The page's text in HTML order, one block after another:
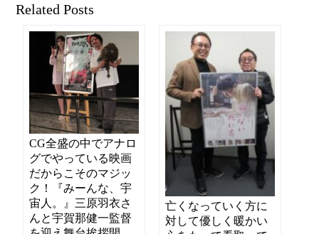
Related Posts
CG全盛の中でアナロ
グでやっている映画
だからこそのマジッ
ク！『みーんな、宇
宙人。』三原羽衣さ
んと宇賀那健一監督
亡くなっていく方に
対して優しく暖かい